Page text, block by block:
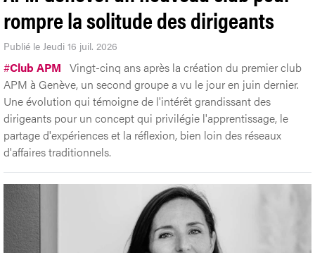
rompre la solitude des dirigeants
Publié le Jeudi 16 juil. 2026
#Club APM Vingt-cinq ans après la création du premier club
APM à Genève, un second groupe a vu le jour en juin dernier.
Une évolution qui témoigne de l'intérêt grandissant des
dirigeants pour un concept qui privilégie l'apprentissage, le
partage d'expériences et la réflexion, bien loin des réseaux
d'affaires traditionnels.